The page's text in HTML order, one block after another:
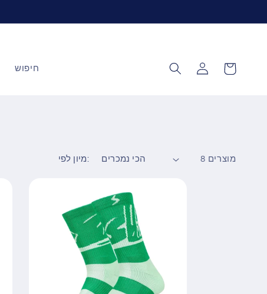
חיפוש התחברות עגלה
מיון לפי: 8 מוצרים